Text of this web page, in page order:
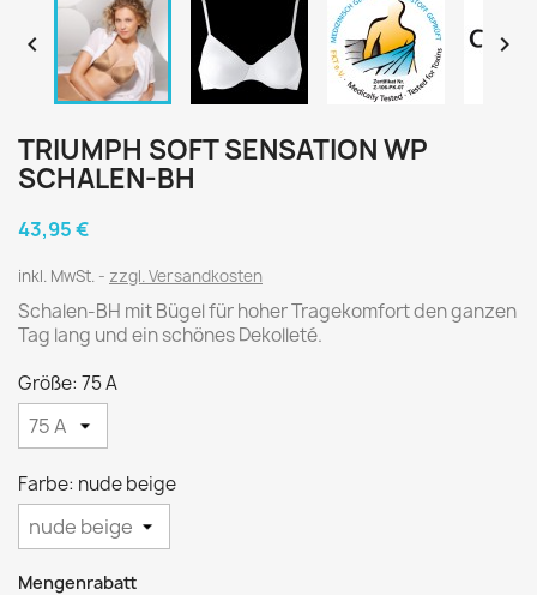
 
TRIUMPH SOFT SENSATION WP
SCHALEN-BH
43,95 €
inkl. MwSt. zzgl. Versandkosten
Schalen-BH mit Bügel für hoher Tragekomfort den ganzen
Tag lang und ein schönes Dekolleté.
Größe: 75 A
Farbe: nude beige
Mengenrabatt